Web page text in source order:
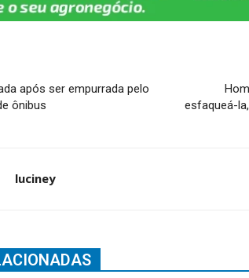
após ser empurrada pelo
ônibus
esfaqueá-
luciney